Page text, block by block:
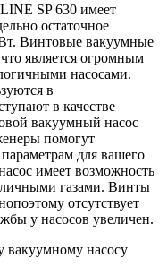
SP 630 имеет
остаточное
Винтовые вакуумные
является огромным
насосами.
в
в качестве
вакуумный насос
помогут
для вашего
имеет возможность
газами. Винты
отсутствует
у насосов увеличен.
насосу